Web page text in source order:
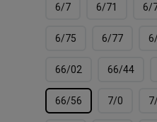
6/7 6/71 6/
6/75 6/77
66/02 66/44
66/56 7/0